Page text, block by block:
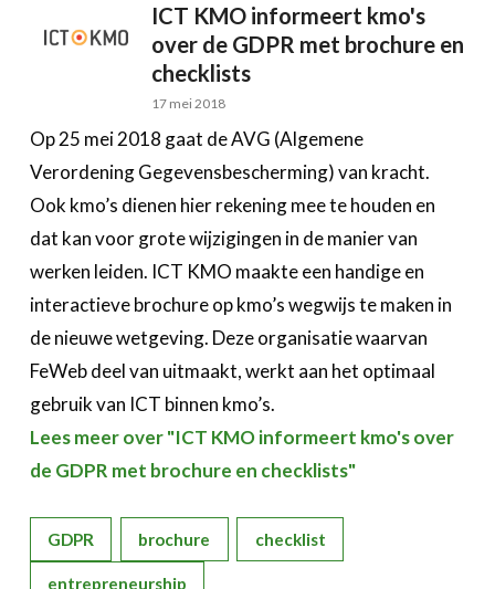
ICT KMO informeert kmo's
over de GDPR met brochure en
checklists
17 mei 2018
Op 25 mei 2018 gaat de AVG (Algemene
Verordening Gegevensbescherming) van kracht.
Ook kmo’s dienen hier rekening mee te houden en
dat kan voor grote wijzigingen in de manier van
werken leiden. ICT KMO maakte een handige en
interactieve brochure op kmo’s wegwijs te maken in
de nieuwe wetgeving. Deze organisatie waarvan
FeWeb deel van uitmaakt, werkt aan het optimaal
gebruik van ICT binnen kmo’s.
Lees meer over "ICT KMO informeert kmo's over
de GDPR met brochure en checklists"
GDPR brochure checklist
entrepreneurship